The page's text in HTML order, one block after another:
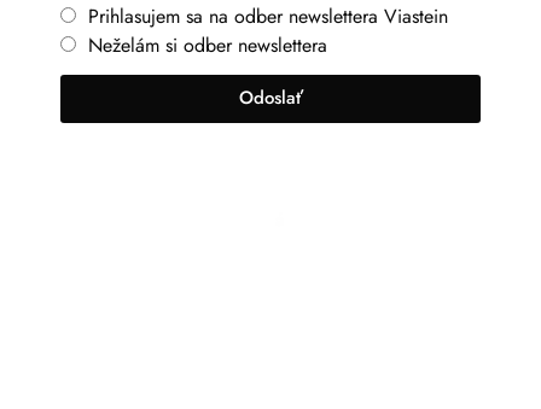
Prihlasujem sa na odber newslettera Viastein
Neželám si odber newslettera
Odoslať